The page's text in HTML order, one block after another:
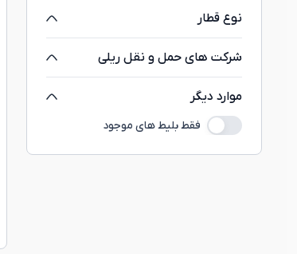
نوع قطار
شرکت های حمل و نقل ریلی
موارد دیگر
فقط بلیط های موجود